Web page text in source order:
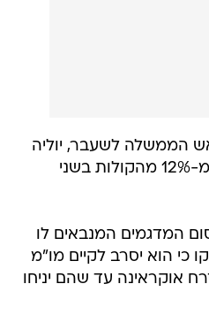
הממשלה לשעבר, יוליה
טימושנקו, עם קצת יותר מ-12% מהקולות בשני
המדגמים המנבאים לו
כי הוא יסרב לקיים מו"מ
אוקראינה עד שהם יניחו